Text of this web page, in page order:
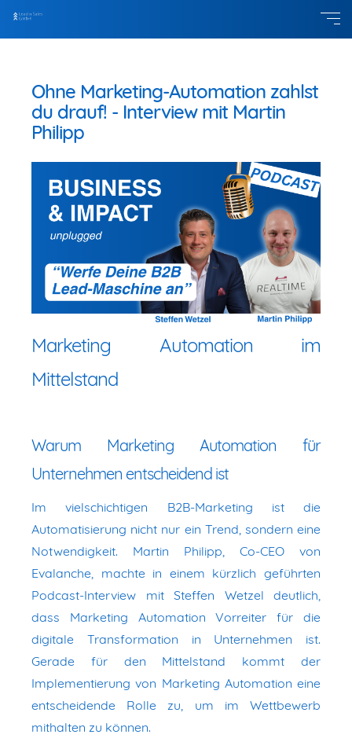
Ohne Marketing-Automation zahlst
du drauf! - Interview mit Martin
Philipp
Marketing Automation im
Mittelstand
Warum Marketing Automation für
Unternehmen entscheidend ist
Im vielschichtigen B2B-Marketing ist die
Automatisierung nicht nur ein Trend, sondern eine
Notwendigkeit. Martin Philipp, Co-CEO von
Evalanche, machte in einem kürzlich geführten
Podcast-Interview mit Steffen Wetzel deutlich,
dass Marketing Automation Vorreiter für die
digitale Transformation in Unternehmen ist.
Gerade für den Mittelstand kommt der
Implementierung von Marketing Automation eine
entscheidende Rolle zu, um im Wettbewerb
mithalten zu können.